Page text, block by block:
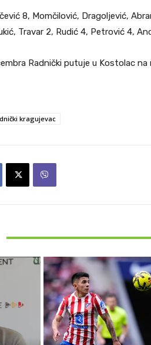
8, Momčilović, Dragoljević,
Travar 2, Rudić 4, Petrović 4,
Radnički putuje u Kostolac
kragujevac